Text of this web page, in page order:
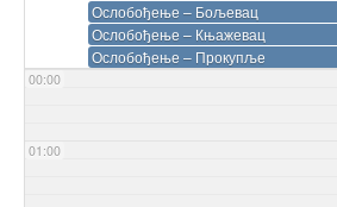
Ослобођење – Бољевац
Ослобођење – Књажевац
Ослобођење – Прокупље
00:00
01:00